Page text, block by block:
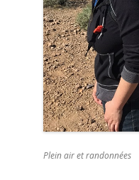
Plein air et randonnées